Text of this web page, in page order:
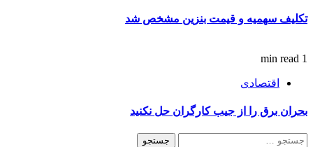
تکلیف سهمیه و قیمت بنزین مشخص شد
1 min read
اقتصادی
بحران برق را از جیب کارگران حل نکنید
جستجو